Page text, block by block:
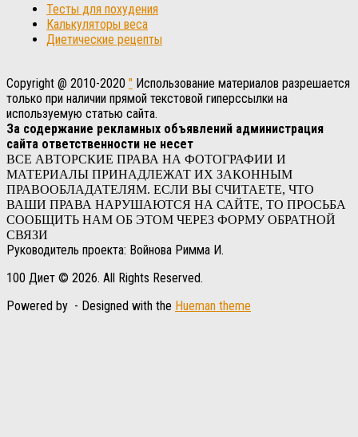
Тесты для похудения
Калькуляторы веса
Диетические рецепты
Copyright @ 2010-2020 " Использование материалов разрешается
только при наличии прямой текстовой гиперссылки на
используемую статью сайта.
За содержание рекламных объявлений администрация
сайта ответственности не несет
ВСЕ АВТОРСКИЕ ПРАВА НА ФОТОГРАФИИ И
МАТЕРИАЛЫ ПРИНАДЛЕЖАТ ИХ ЗАКОННЫМ
ПРАВООБЛАДАТЕЛЯМ. ЕСЛИ ВЫ СЧИТАЕТЕ, ЧТО
ВАШИ ПРАВА НАРУШАЮТСЯ НА САЙТЕ, ТО ПРОСЬБА
СООБЩИТЬ НАМ ОБ ЭТОМ ЧЕРЕЗ ФОРМУ ОБРАТНОЙ
СВЯЗИ
Руководитель проекта: Войнова Римма И.
100 Диет © 2026. All Rights Reserved.
Powered by - Designed with the Hueman theme